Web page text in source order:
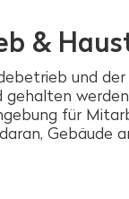
&
und
für
Gebäude